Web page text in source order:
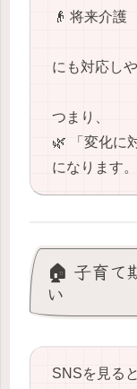
👴 将来介護
にも対応しや
つまり、
🌿 「変化に
になります。
🏠 子育て
い
SNSを見ると